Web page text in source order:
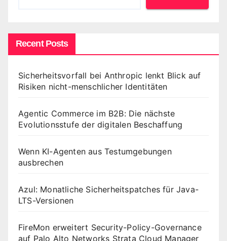
Recent Posts
Sicherheitsvorfall bei Anthropic lenkt Blick auf
Risiken nicht-menschlicher Identitäten
Agentic Commerce im B2B: Die nächste
Evolutionsstufe der digitalen Beschaffung
Wenn KI-Agenten aus Testumgebungen
ausbrechen
Azul: Monatliche Sicherheitspatches für Java-
LTS-Versionen
FireMon erweitert Security-Policy-Governance
auf Palo Alto Networks Strata Cloud Manager